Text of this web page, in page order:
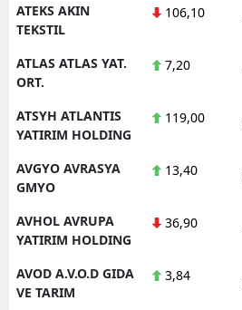
ATEKS AKIN
TEKSTIL
106,10
ATLAS ATLAS YAT.
ORT.
7,20
ATSYH ATLANTIS
YATIRIM HOLDING
119,00
AVGYO AVRASYA
GMYO
13,40
AVHOL AVRUPA
YATIRIM HOLDING
36,90
AVOD A.V.O.D GIDA
VE TARIM
3,84